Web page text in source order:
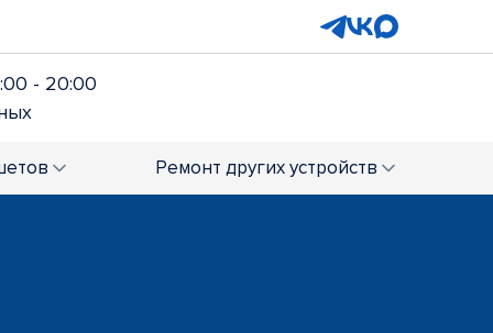
- 20:00
Ремонт других устройств